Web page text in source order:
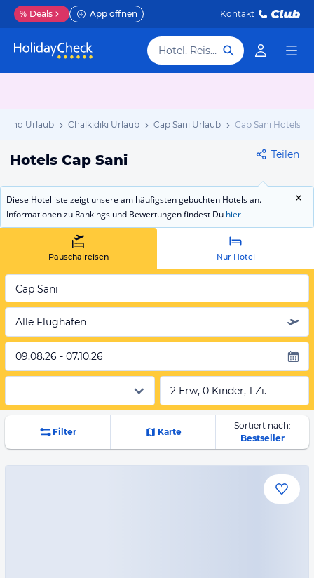
% Deals App öffnen Kontakt
Hotel, Reiseziel
Urlaub Chalkidiki Urlaub Cap Sani Urlaub Cap Sani Hotels
Hotels Cap Sani Teilen
Diese Hotelliste zeigt unsere am häufigsten gebuchten Hotels an.
Informationen zu Rankings und Bewertungen findest Du hier
Pauschalreisen Nur Hotel
Cap Sani
Alle Flughäfen
09.08.26 - 07.10.26
2 Erw, 0 Kinder, 1 Zi.
Filter Karte
Sortiert nach:
Bestseller